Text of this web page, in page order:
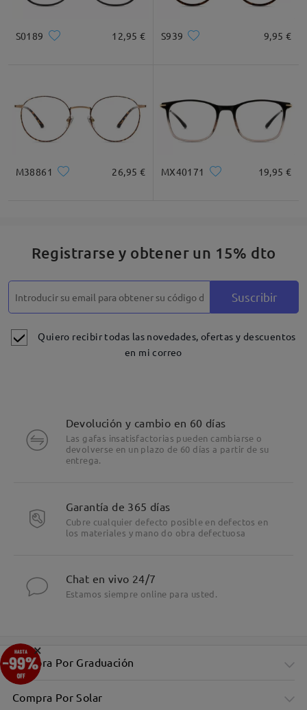
S0189 12,95 € S939 9,95 €
M38861 26,95 € MX40171 19,95 €
Registrarse y obtener un 15% dto
Suscribir
Quiero recibir todas las novedades, ofertas y descuentos
en mi correo
Devolución y cambio en 60 días
Las gafas insatisfactorias pueden cambiarse o
devolverse en un plazo de 60 días a partir de su
entrega.
Garantía de 365 días
Cubre cualquier defecto posible en defectos en
los materiales y mano do obra defectuosa
Chat en vivo 24/7
Estamos siempre online para usted.
Compra Por Graduación
Compra Por Solar
×